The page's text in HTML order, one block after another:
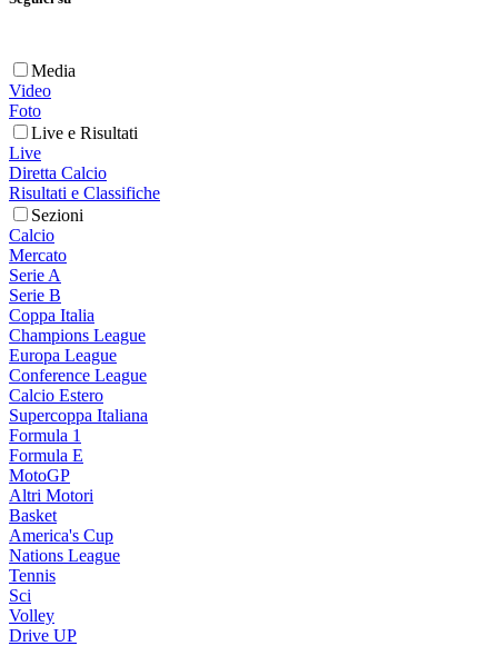
Media
Video
Foto
Live e Risultati
Live
Diretta Calcio
Risultati e Classifiche
Sezioni
Calcio
Mercato
Serie A
Serie B
Coppa Italia
Champions League
Europa League
Conference League
Calcio Estero
Supercoppa Italiana
Formula 1
Formula E
MotoGP
Altri Motori
Basket
America's Cup
Nations League
Tennis
Sci
Volley
Drive UP